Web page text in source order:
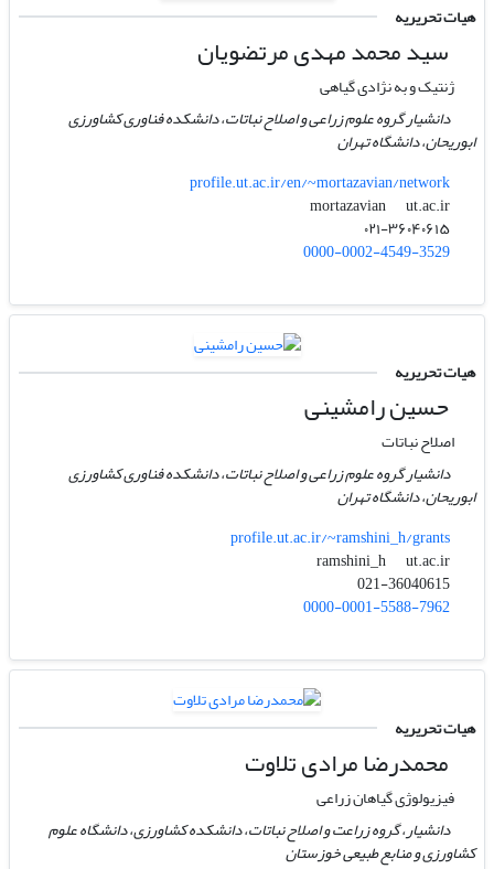
هیات تحریریه
سید محمد مهدی مرتضویان
ژنتیک و به نژادی گیاهی
دانشیار گروه علوم زراعی و اصلاح نباتات، دانشکده فناوری کشاورزی
ابوریحان، دانشگاه تهران
profile.ut.ac.ir/en/~mortazavian/network
mortazavian
ut.ac.ir
۰۲۱-۳۶۰۴۰۶۱۵
0000-0002-4549-3529
هیات تحریریه
حسین رامشینی
اصلاح نباتات
دانشیار گروه علوم زراعی و اصلاح نباتات، دانشکده فناوری کشاورزی
ابوریحان، دانشگاه تهران
profile.ut.ac.ir/~ramshini_h/grants
ramshini_h
ut.ac.ir
021-36040615
0000-0001-5588-7962
هیات تحریریه
محمدرضا مرادی تلاوت
فیزیولوژی گیاهان زراعی
دانشیار، گروه زراعت و اصلاح نباتات، دانشکده کشاورزی، دانشگاه علوم
کشاورزی و منابع طبیعی خوزستان